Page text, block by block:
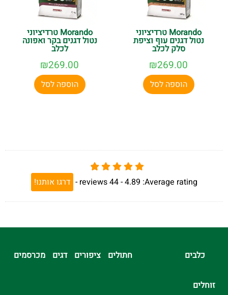
Morando טרדיציוני
נטול דגנים עוף וציפת
סלק לכלב
₪269.00
הוספה לסל
Morando טרדיציוני
נטול דגנים בקר ואפונה
לכלב
₪269.00
הוספה לסל
Average rating:
4.89 -
44
reviews
- דרגו אותנו!
כלבים חתולים ציפורים דגים מכרסמים
זוחלים